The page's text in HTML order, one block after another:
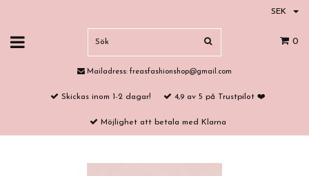
SEK
0
Mailadress: freasfashionshop@gmail.com
Skickas inom 1-2 dagar! 4,9 av 5 på Trustpilot ❤️
Möjlighet att betala med Klarna